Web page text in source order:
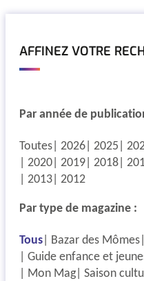
AFFINEZ VOTRE
Par année de
Toutes 2026 2025
2020
2019 2018
2013
2012
Par type de magazine :
Tous Bazar des Mômes
Guide enfance et
Mon Mag
Saison